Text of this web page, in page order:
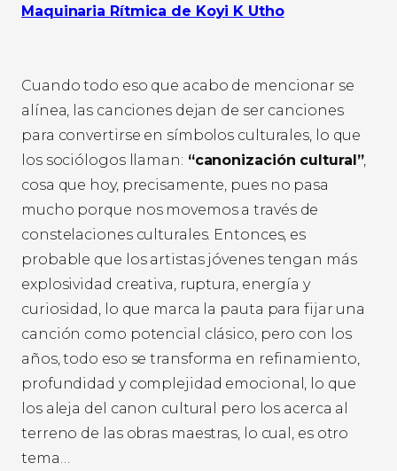
Maquinaria Rítmica de Koyi K Utho
Cuando todo eso que acabo de mencionar se
alínea, las canciones dejan de ser canciones
para convertirse en símbolos culturales, lo que
los sociólogos llaman: “canonización cultural”,
cosa que hoy, precisamente, pues no pasa
mucho porque nos movemos a través de
constelaciones culturales. Entonces, es
probable que los artistas jóvenes tengan más
explosividad creativa, ruptura, energía y
curiosidad, lo que marca la pauta para fijar una
canción como potencial clásico, pero con los
años, todo eso se transforma en refinamiento,
profundidad y complejidad emocional, lo que
los aleja del canon cultural pero los acerca al
terreno de las obras maestras, lo cual, es otro
tema…